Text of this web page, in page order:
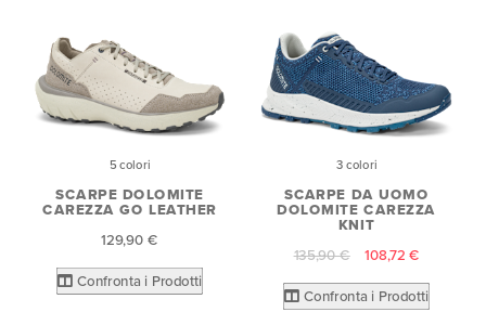
5 colori
SCARPE DOLOMITE
CAREZZA GO LEATHER
129,90 €
Confronta i Prodotti
3 colori
SCARPE DA UOMO
DOLOMITE CAREZZA
KNIT
135,90 €
108,72 €
Confronta i Prodotti